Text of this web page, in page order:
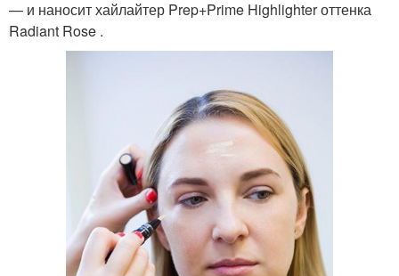
— и наносит хайлайтер Prep+Prime Highlighter оттенка
Radiant Rose .